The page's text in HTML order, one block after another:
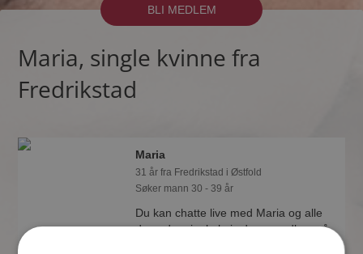
BLI MEDLEM
Maria, single kvinne fra
Fredrikstad
Maria
31 år fra Fredrikstad i Østfold
Søker mann 30 - 39 år
Du kan chatte live med Maria og alle
de andre single hvis du er medlem på